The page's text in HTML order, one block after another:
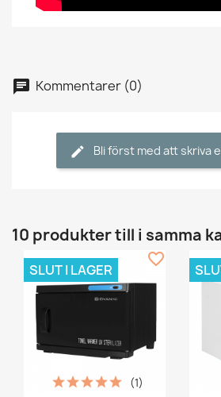
Kommentarer (0)
Bli först med att skriva
10 produkter till i samma
(1)
SLUT I LAGER
favorite_border